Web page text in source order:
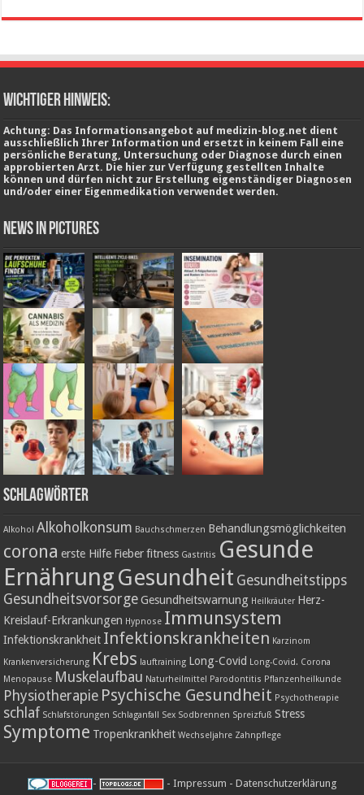
wichtiger Hinweis:
Achtung: Das Informationsangebot auf medizin-blog.net dient
ausschließlich Ihrer Information und ersetzt in keinem Fall eine
persönliche Beratung, Untersuchung oder Diagnose durch einen
approbierten Arzt. Die hier zur Verfügung gestellten Inhalte
können und dürfen nicht zur Erstellung eigenständiger Diagnosen
und/oder einer Eigenmedikation verwendet werden.
News in Pictures
Schlagwörter
Alkohol Alkoholkonsum Bauchschmerzen Behandlungsmöglichkeiten
corona erste Hilfe Fieber fitness Gastritis Gesunde
ErnährungGesundheit Gesundheitstipps
Gesundheitsvorsorge Gesundheitswarnung Heilkräuter Herz-
Kreislauf-Erkrankungen Hypnose Immunsystem
Infektionskrankheit Infektionskrankheiten Karzinom
Krankenversicherung Krebs lauftraining Long-Covid Long-Covid. Corona
Menopause Muskelaufbau Naturheilmittel Parodontitis Pflanzenheilkunde
Physiotherapie Psychische Gesundheit Psychotherapie
schlaf Schlafstörungen Schlaganfall Sex Sodbrennen Spreizfuß Stress
Symptome Tropenkrankheit Wechseljahre Zahnpflege
- - Impressum - Datenschutzerklärung